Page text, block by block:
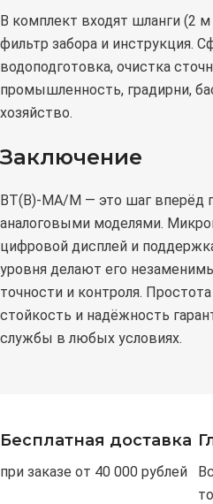
В комплект входят шланги (2
фильтр забора и инструкция.
водоподготовка, очистка
промышленность, градирни,
хозяйство.
Заключение
BT(B)-MA/M — это шаг вперёд
аналоговыми моделями.
цифровой дисплей и
уровня делают его
точности и контроля.
стойкость и надёжность
службы в любых условиях.
Бесплатная доставка
при заказе от 40 000 рублей